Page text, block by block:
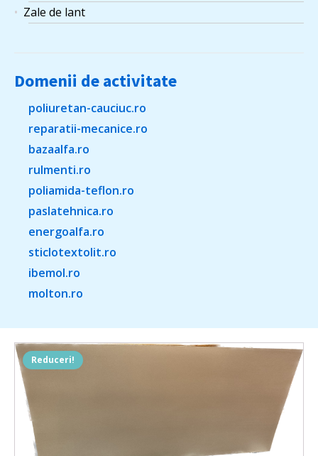
Zale de lant
Domenii de activitate
poliuretan-cauciuc.ro
reparatii-mecanice.ro
bazaalfa.ro
rulmenti.ro
poliamida-teflon.ro
paslatehnica.ro
energoalfa.ro
sticlotextolit.ro
ibemol.ro
molton.ro
Reduceri!